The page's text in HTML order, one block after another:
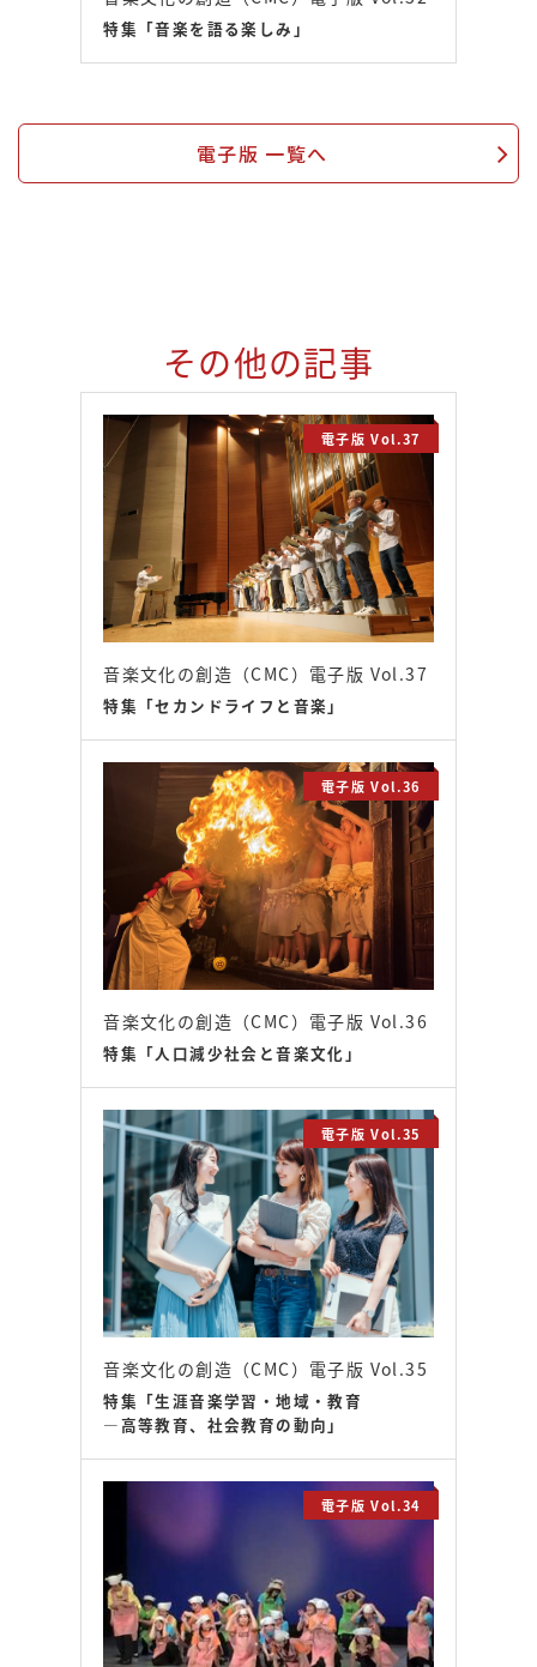
特集「音楽を語る楽しみ」
電子版 一覧へ
その他の記事
電子版 Vol.37
音楽文化の創造（CMC）電子版 Vol.37
特集「セカンドライフと音楽」
電子版 Vol.36
音楽文化の創造（CMC）電子版 Vol.36
特集「人口減少社会と音楽文化」
電子版 Vol.35
音楽文化の創造（CMC）電子版 Vol.35
特集「生涯音楽学習・地域・教育
―高等教育、社会教育の動向」
電子版 Vol.34